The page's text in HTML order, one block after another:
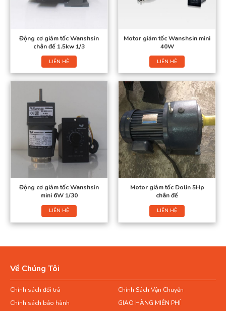
Động cơ giảm tốc Wanshsin
chân đế 1.5kw 1/3
LIÊN HỆ
Motor giảm tốc Wanshsin mini
40W
LIÊN HỆ
Động cơ giảm tốc Wanshsin
mini 6W 1/30
LIÊN HỆ
Motor giảm tốc Dolin 5Hp
chân đế
LIÊN HỆ
Về Chúng Tôi
Chính sách đổi trả
Chính Sách Vận Chuyển
Chính sách bảo hành
GIAO HÀNG MIỄN PHÍ